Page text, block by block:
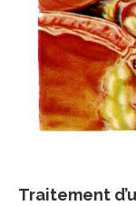
Traitement